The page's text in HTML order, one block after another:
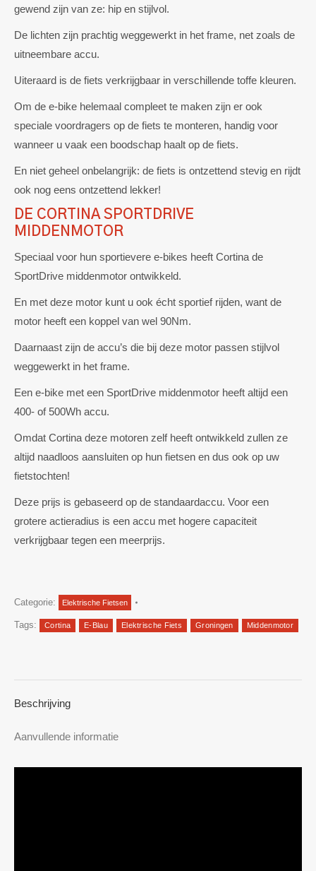
gewend zijn van ze: hip en stijlvol.
De lichten zijn prachtig weggewerkt in het frame, net zoals de
uitneembare accu.
Uiteraard is de fiets verkrijgbaar in verschillende toffe kleuren.
Om de e-bike helemaal compleet te maken zijn er ook
speciale voordragers op de fiets te monteren, handig voor
wanneer u vaak een boodschap haalt op de fiets.
En niet geheel onbelangrijk: de fiets is ontzettend stevig en rijdt
ook nog eens ontzettend lekker!
DE CORTINA SPORTDRIVE
MIDDENMOTOR
Speciaal voor hun sportievere e-bikes heeft Cortina de
SportDrive middenmotor ontwikkeld.
En met deze motor kunt u ook écht sportief rijden, want de
motor heeft een koppel van wel 90Nm.
Daarnaast zijn de accu’s die bij deze motor passen stijlvol
weggewerkt in het frame.
Een e-bike met een SportDrive middenmotor heeft altijd een
400- of 500Wh accu.
Omdat Cortina deze motoren zelf heeft ontwikkeld zullen ze
altijd naadloos aansluiten op hun fietsen en dus ook op uw
fietstochten!
Deze prijs is gebaseerd op de standaardaccu. Voor een
grotere actieradius is een accu met hogere capaciteit
verkrijgbaar tegen een meerprijs.
Categorie: Elektrische Fietsen
Tags: Cortina E-Blau Elektrische Fiets Groningen Middenmotor
Beschrijving
Aanvullende informatie